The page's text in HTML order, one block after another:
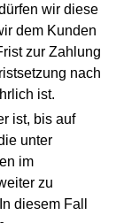
wir diese
dem Kunden
zur Zahlung
nach
ist.
ist, bis auf
unter
im
zu
diesem Fall